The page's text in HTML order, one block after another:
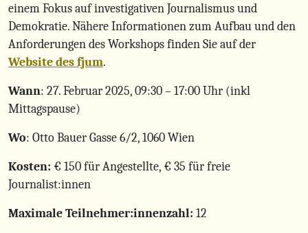
einem Fokus auf investigativen Journalismus und
Demokratie. Nähere Informationen zum Aufbau und den
Anforderungen des Workshops finden Sie auf der
Website des fjum.
Wann: 27. Februar 2025, 09:30 – 17:00 Uhr (inkl
Mittagspause)
Wo: Otto Bauer Gasse 6/2, 1060 Wien
Kosten: € 150 für Angestellte, € 35 für freie
Journalist:innen
Maximale Teilnehmer:innenzahl: 12